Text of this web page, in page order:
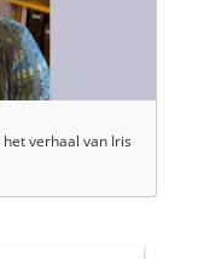
verhaal van Iris